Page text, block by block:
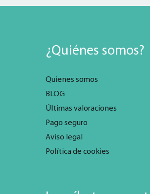
¿Quiénes somos?
Quienes somos
BLOG
Últimas valoraciones
Pago seguro
Aviso legal
Política de cookies